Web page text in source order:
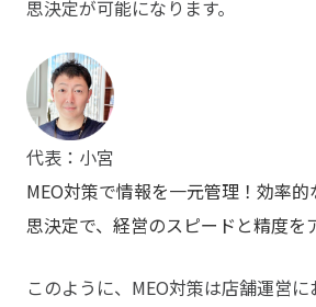
思決定が可能になります。
代表：小宮
MEO対策で情報を一元管理！効率
思決定で、経営のスピードと精度を
このように、MEO対策は店舗運営